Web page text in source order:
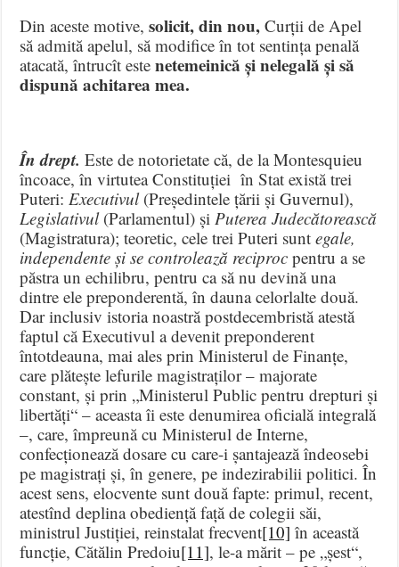
Din aceste motive,solicit, din nou, Curții de Apel
să admită apelul, să modifice în tot sentința penală
atacată, întrucît estenetemeinică și nelegală șisă
dispună achitarea mea.
În drept. Este de notorietate că, de la Montesquieu
încoace, în virtutea Constituției în Stat există trei
Puteri:Executivul(Președintele țării și Guvernul),
Legislativul(Parlamentul) șiPuterea Judecătorească
(Magistratura); teoretic, cele trei Puteri suntegale,
independente și se controlează reciproc pentru a se
păstra un echilibru, pentru ca să nu devină una
dintre ele preponderentă, în dauna celorlalte două.
Dar inclusiv istoria noastră postdecembristă atestă
faptul că Executivul a devenit preponderent
întotdeauna, mai ales prin Ministerul de Finanțe,
care plătește lefurile magistraților – majorate
constant, și prin „Ministerul Public pentru drepturi și
libertăți“ – aceasta îi este denumirea oficială integrală
–, care, împreună cu Ministerul de Interne,
confecționează dosare cu care-i șantajează îndeosebi
pe magistrați și, în genere, pe indezirabilii politici. În
acest sens, elocvente sunt două fapte: primul, recent,
atestînd deplina obediență față de colegii săi,
ministrul Justiției, reinstalat frecvent[10] în această
funcție, Cătălin Predoiu[11], le-a mărit – pe „șest“,